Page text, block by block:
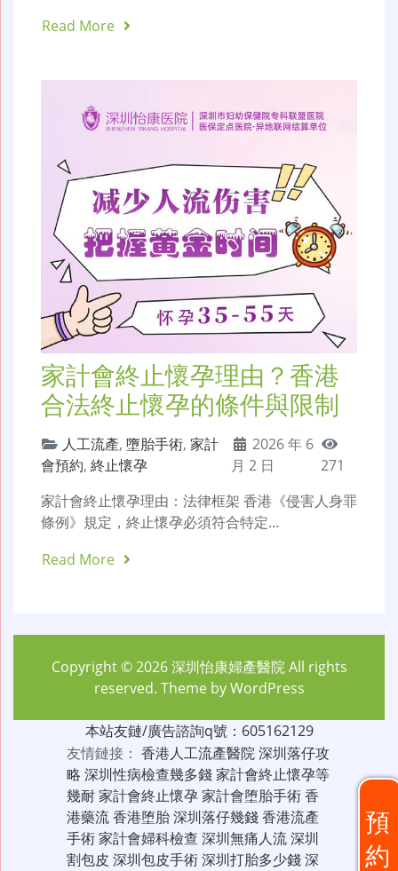
Read More
家計會終止懷孕理由？香港
合法終止懷孕的條件與限制
人工流產, 墮胎手術, 家計
會預約, 終止懷孕
2026 年 6
月 2 日
271
家計會終止懷孕理由：法律框架 香港《侵害人身罪
條例》規定，終止懷孕必須符合特定…
Read More
預
約
Copyright © 2026深圳怡康婦產醫院All rights
reserved. Theme byWordPress
本站友鏈/廣告諮詢q號：605162129
友情鏈接： 香港人工流產醫院深圳落仔攻
略 深圳性病檢查幾多錢家計會終止懷孕等
幾耐家計會終止懷孕家計會堕胎手術香
港藥流香港堕胎深圳落仔幾錢香港流產
手術家計會婦科檢查 深圳無痛人流深圳
割包皮 深圳包皮手術深圳打胎多少錢深